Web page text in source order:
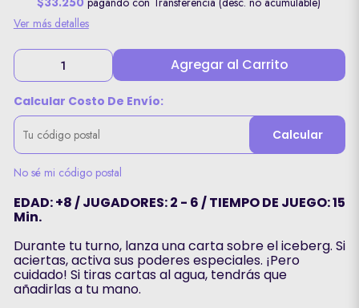
Ver más detalles
Agregar al Carrito
Calcular Costo De Envío:
Calcular
No sé mi código postal
EDAD: +8 / JUGADORES: 2 - 6 / TIEMPO DE JUEGO: 15
Min.
Durante tu turno, lanza una carta sobre el iceberg. Si
aciertas, activa sus poderes especiales. ¡Pero
cuidado! Si tiras cartas al agua, tendrás que
añadirlas a tu mano.